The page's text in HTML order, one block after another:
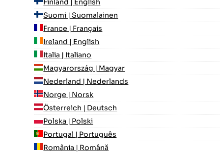
Finland | English
Suomi | Suomalainen
France | Français
Ireland | English
Italia | Italiano
Magyarország | Magyar
Nederland | Nederlands
Norge | Norsk
Österreich | Deutsch
Polska | Polski
Portugal | Português
România | Română